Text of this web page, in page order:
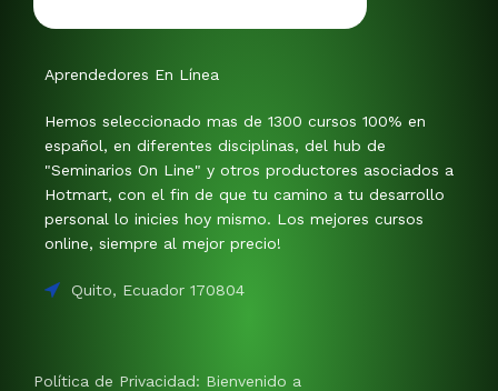
Aprendedores En Línea
Hemos seleccionado mas de 1300 cursos 100% en
español, en diferentes disciplinas, del hub de
"Seminarios On Line" y otros productores asociados a
Hotmart, con el fin de que tu camino a tu desarrollo
personal lo inicies hoy mismo. Los mejores cursos
online, siempre al mejor precio!
Quito, Ecuador 170804
Política de Privacidad: Bienvenido a